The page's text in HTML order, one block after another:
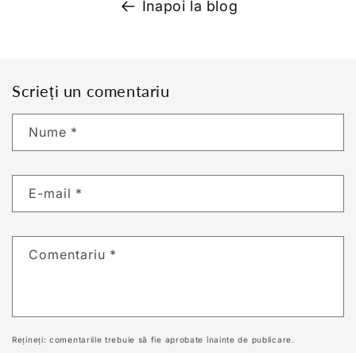
Înapoi la blog
Scrieți un comentariu
Nume *
E-mail *
Comentariu *
Rețineți: comentariile trebuie să fie aprobate înainte de publicare.